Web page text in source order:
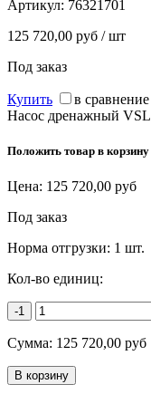
Артикул: 76321701
125 720,00 руб / шт
Под заказ
Купить в сравнение
Насос дренажный
Положить товар в корзину
Цена: 125 720,00 руб
Под заказ
Норма отгрузки: 1 шт.
Кол-во единиц:
-1
Сумма: 125 720,00 руб